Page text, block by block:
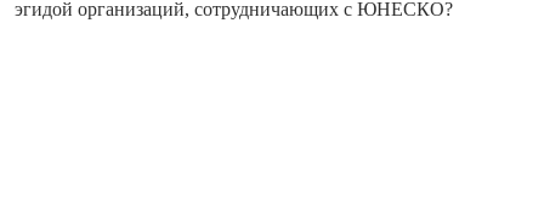
эгидой организаций, сотрудничающих с ЮНЕСКО?